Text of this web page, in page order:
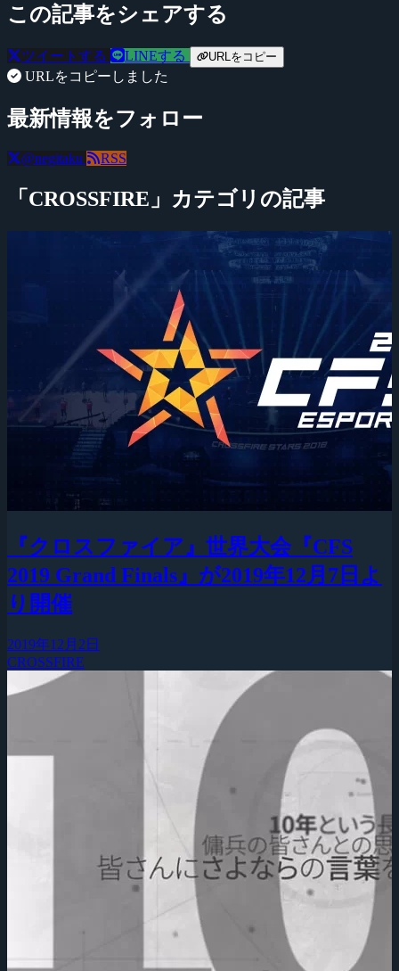
この記事をシェアする
ツイートする LINEする URLをコピー
URLをコピーしました
最新情報をフォロー
@negitaku RSS
「CROSSFIRE」カテゴリの記事
『クロスファイア』世界大会『CFS
2019 Grand Finals』が2019年12月7日よ
り開催
2019年12月2日
CROSSFIRE